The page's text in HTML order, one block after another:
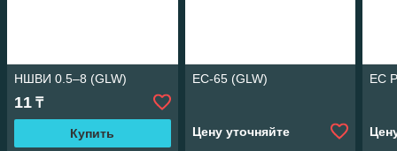
НШВИ 0.5–8 (GLW)
11 ₸
Купить
EC-65 (GLW)
Цену уточняйте
EC